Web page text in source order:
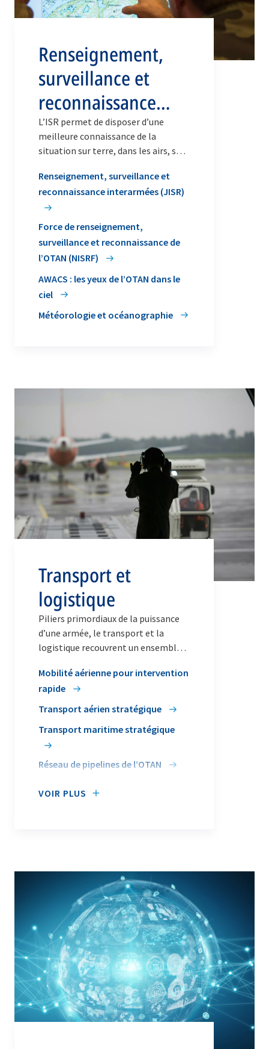
Renseignement,
surveillance et
reconnaissance
(ISR)
L’ISR permet de disposer d’une
meilleure connaissance de la
situation sur terre, dans les airs, sur
cyberespace.
Renseignement, surveillance et
reconnaissance interarmées (JISR)
Force de renseignement,
surveillance et reconnaissance de
l’OTAN (NISRF)
AWACS : les yeux de l’OTAN dans le
ciel
Météorologie et océanographie
Transport et
logistique
Piliers primordiaux de la puissance
d’une armée, le transport et la
logistique recouvrent un ensemble
Mobilité aérienne pour intervention
rapide
Transport aérien stratégique
Transport maritime stratégique
Réseau de pipelines de l’OTAN
VOIR PLUS